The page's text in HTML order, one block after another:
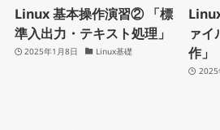
Linux 基本操作演習② 「標
準入出力・テキスト処理」
2025年1月8日 Linux基礎
ァイ
作」
2025